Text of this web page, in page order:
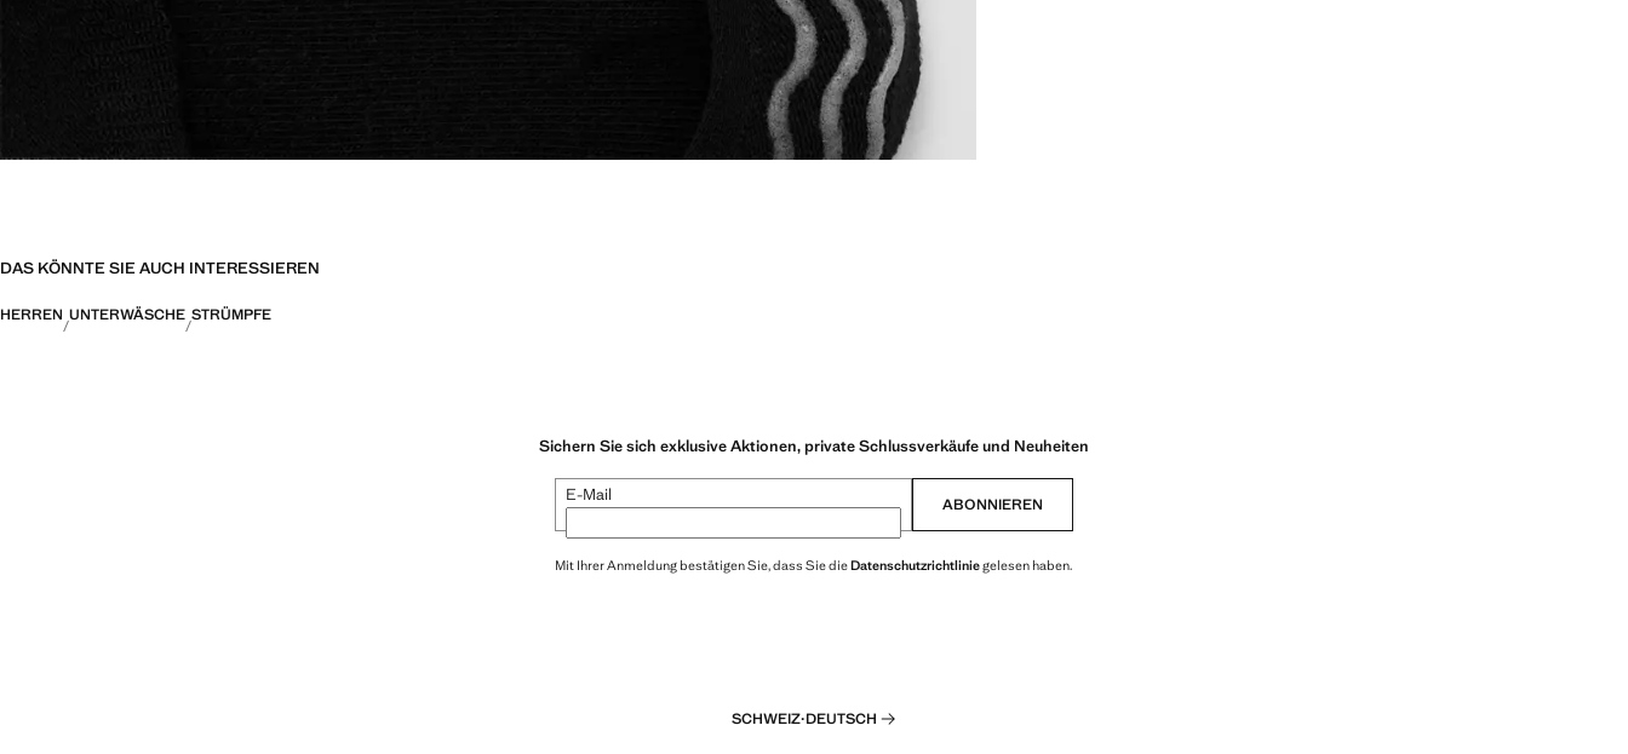
DAS KÖNNTE SIE AUCH INTERESSIEREN
HERREN UNTERWÄSCHE STRÜMPFE
Sichern Sie sich exklusive Aktionen, private Schlussverkäufe und Neuheiten
E-Mail ABONNIEREN
Mit Ihrer Anmeldung bestätigen Sie, dass Sie dieDatenschutzrichtliniegelesen haben.
SCHWEIZ·DEUTSCH